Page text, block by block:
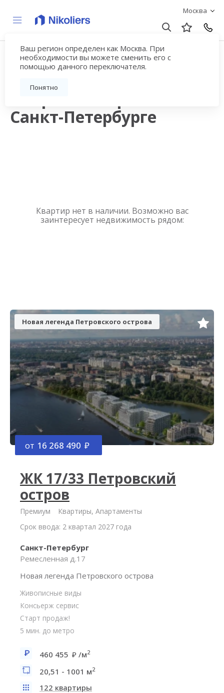
Москва
Ваш регион определен как Москва. При
необходимости вы можете сменить его с
помощью данного переключателя.
Понятно
Продажа квартир в
новостройках рядом с
Санкт-Петербурге
Квартир нет в наличии. Возможно вас
заинтересует недвижимость рядом:
Новая легенда Петровского острова
от 16 268 490
ЖК 17/33 Петровский
остров
Премиум
Квартиры, Апартаменты
Срок ввода: 2 квартал 2027 года
Санкт-Петербург
Ремесленная д.17
Новая легенда Петровского острова
Живописные виды
Консьерж сервис
Старт продаж!
5 мин. до метро
460 455 /м2
20,51 - 1001 м2
122 квартиры